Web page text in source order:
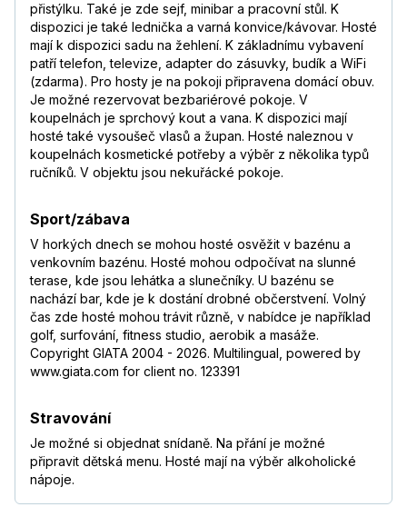
přistýlku. Také je zde sejf, minibar a pracovní stůl. K
dispozici je také lednička a varná konvice/kávovar. Hosté
mají k dispozici sadu na žehlení. K základnímu vybavení
patří telefon, televize, adapter do zásuvky, budík a WiFi
(zdarma). Pro hosty je na pokoji připravena domácí obuv.
Je možné rezervovat bezbariérové pokoje. V
koupelnách je sprchový kout a vana. K dispozici mají
hosté také vysoušeč vlasů a župan. Hosté naleznou v
koupelnách kosmetické potřeby a výběr z několika typů
ručníků. V objektu jsou nekuřácké pokoje.
Sport/zábava
V horkých dnech se mohou hosté osvěžit v bazénu a
venkovním bazénu. Hosté mohou odpočívat na slunné
terase, kde jsou lehátka a slunečníky. U bazénu se
nachází bar, kde je k dostání drobné občerstvení. Volný
čas zde hosté mohou trávit různě, v nabídce je například
golf, surfování, fitness studio, aerobik a masáže.
Copyright GIATA 2004 - 2026. Multilingual, powered by
www.giata.com for client no. 123391
Stravování
Je možné si objednat snídaně. Na přání je možné
připravit dětská menu. Hosté mají na výběr alkoholické
nápoje.